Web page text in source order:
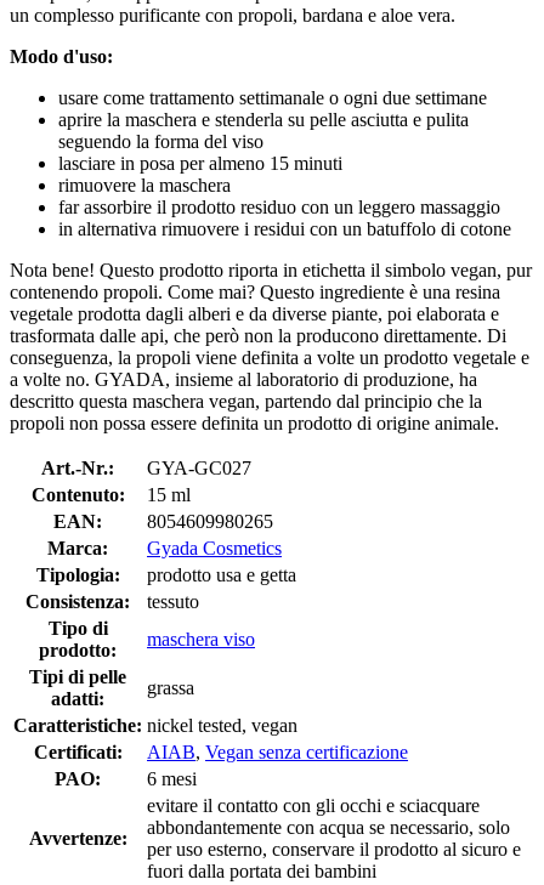
un complesso purificante con propoli, bardana e aloe vera.
Modo d'uso:
usare come trattamento settimanale o ogni due settimane
aprire la maschera e stenderla su pelle asciutta e pulita
seguendo la forma del viso
lasciare in posa per almeno 15 minuti
rimuovere la maschera
far assorbire il prodotto residuo con un leggero massaggio
in alternativa rimuovere i residui con un batuffolo di cotone
Nota bene! Questo prodotto riporta in etichetta il simbolo vegan, pur
contenendo propoli. Come mai? Questo ingrediente è una resina
vegetale prodotta dagli alberi e da diverse piante, poi elaborata e
trasformata dalle api, che però non la producono direttamente. Di
conseguenza, la propoli viene definita a volte un prodotto vegetale e
a volte no. GYADA, insieme al laboratorio di produzione, ha
descritto questa maschera vegan, partendo dal principio che la
propoli non possa essere definita un prodotto di origine animale.
Art.-Nr.:
GYA-GC027
Contenuto:
15 ml
EAN:
8054609980265
Marca:
Gyada Cosmetics
Tipologia:
prodotto usa e getta
Consistenza:
tessuto
Tipo di
prodotto:
maschera viso
Tipi di pelle
adatti:
grassa
Caratteristiche: nickel tested, vegan
Certificati:
AIAB, Vegan senza certificazione
PAO:
6 mesi
Avvertenze:
evitare il contatto con gli occhi e sciacquare
abbondantemente con acqua se necessario, solo
per uso esterno, conservare il prodotto al sicuro e
fuori dalla portata dei bambini